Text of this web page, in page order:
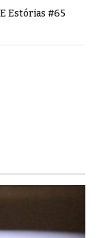
Estórias #65